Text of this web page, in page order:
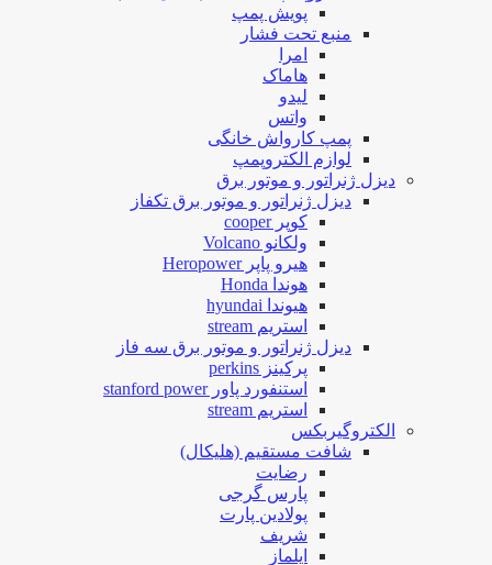
پویش پمپ
منبع تحت فشار
امرا
هاماک
لیدو
واتس
پمپ کارواش خانگی
لوازم الکتروپمپ
دیزل ژنراتور و موتور برق
دیزل ژنراتور و موتور برق تکفاز
کوپر cooper
ولکانو Volcano
هیرو پاپر Heropower
هوندا Honda
هیوندا hyundai
استریم stream
دیزل ژنراتور و موتور برق سه فاز
پرکینز perkins
استنفورد پاور stanford power
استریم stream
الکتروگیربکس
شافت مستقیم (هلیکال)
رضایت
پارس گرجی
پولادین پارت
شریف
ایلماز